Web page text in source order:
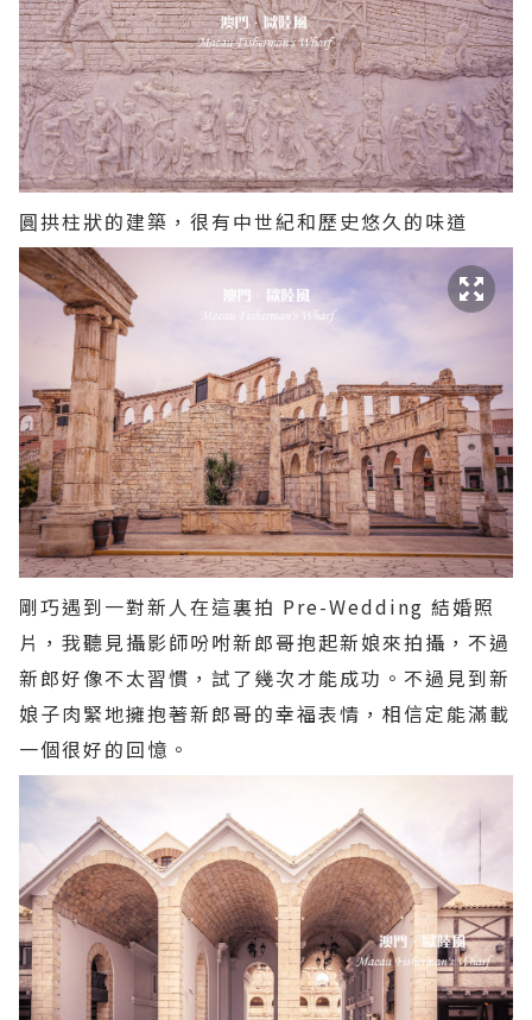
圓拱柱狀的建築，很有中世紀和歷史悠久的味道
剛巧遇到一對新人在這裏拍 Pre-Wedding 結婚照
片，我聽見攝影師吩咐新郎哥抱起新娘來拍攝，不過
新郎好像不太習慣，試了幾次才能成功。不過見到新
娘子肉緊地擁抱著新郎哥的幸福表情，相信定能滿載
一個很好的回憶。